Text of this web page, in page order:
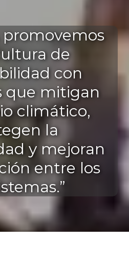
promovemos
de
con
que mitigan
climático,
la
y mejoran
entre los